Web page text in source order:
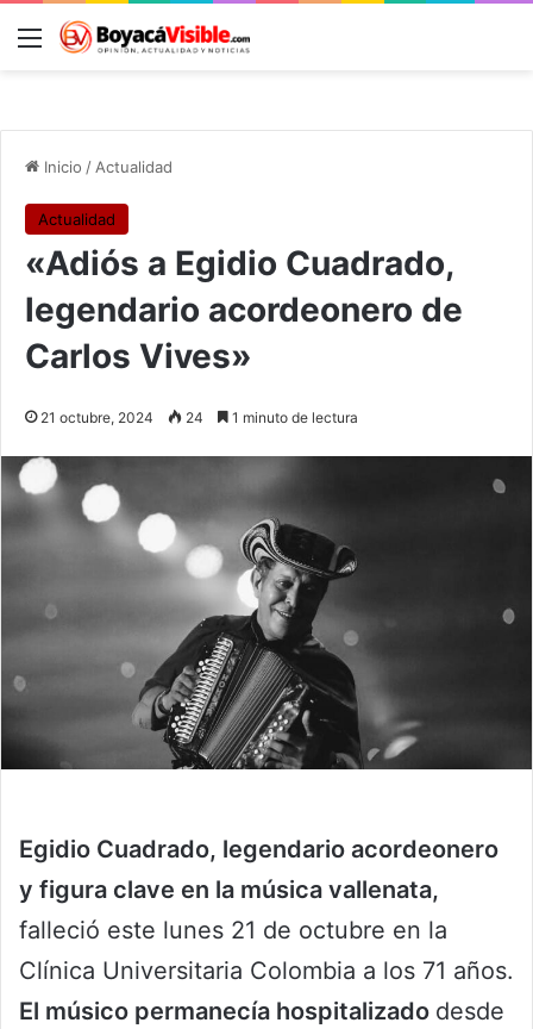
Menú
Inicio / Actualidad
Actualidad
«Adiós a Egidio Cuadrado,
legendario acordeonero de
Carlos Vives»
21 octubre, 2024 24 1 minuto de lectura
Egidio Cuadrado, legendario acordeonero
y figura clave en la música vallenata,
falleció este lunes 21 de octubre en la
Clínica Universitaria Colombia a los 71 años.
El músico permanecía hospitalizado desde